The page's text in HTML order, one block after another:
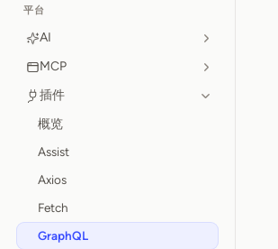
平台
AI
MCP
插件
概览
Assist
Axios
Fetch
GraphQL